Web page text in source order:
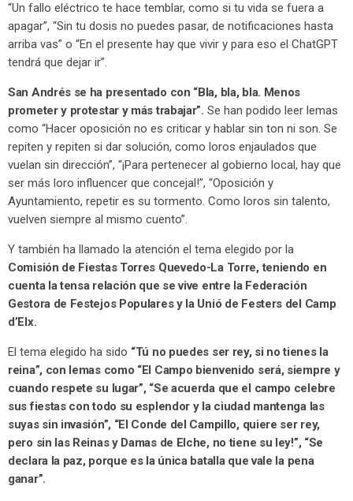
“Un fallo eléctrico te hace temblar, como si tu vida se fuera a
apagar”, “Sin tu dosis no puedes pasar, de notificaciones hasta
arriba vas” o “En el presente hay que vivir y para eso el ChatGPT
tendrá que dejar ir”.
San Andrés se ha presentado con “Bla, bla, bla. Menos
prometer y protestar y más trabajar”. Se han podido leer lemas
como “Hacer oposición no es criticar y hablar sin ton ni son. Se
repiten y repiten si dar solución, como loros enjaulados que
vuelan sin dirección”, “¡Para pertenecer al gobierno local, hay que
ser más loro influencer que concejal!”, “Oposición y
Ayuntamiento, repetir es su tormento. Como loros sin talento,
vuelven siempre al mismo cuento”.
Y también ha llamado la atención el tema elegido por la
Comisión de Fiestas Torres Quevedo-La Torre, teniendo en
cuenta la tensa relación que se vive entre la Federación
Gestora de Festejos Populares y la Unió de Festers del Camp
d’Elx.
El tema elegido ha sido “Tú no puedes ser rey, si no tienes la
reina”, con lemas como “El Campo bienvenido será, siempre y
cuando respete su lugar”, “Se acuerda que el campo celebre
sus fiestas con todo su esplendor y la ciudad mantenga las
suyas sin invasión”, “El Conde del Campillo, quiere ser rey,
pero sin las Reinas y Damas de Elche, no tiene su ley!”, “Se
declara la paz, porque es la única batalla que vale la pena
ganar”.